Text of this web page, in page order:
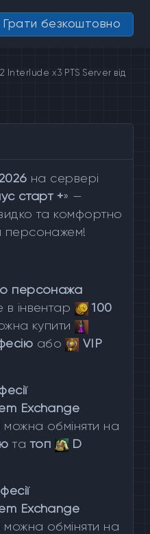
Грати безкоштовно
Interlude x3 PTS Server від
на сервері
старт +» —
та комфортно
персонажем!
персонажа
інвентар
100
купити
або
VIP
Exchange
можна обміняти на
татоп
D
Exchange
можна обміняти на